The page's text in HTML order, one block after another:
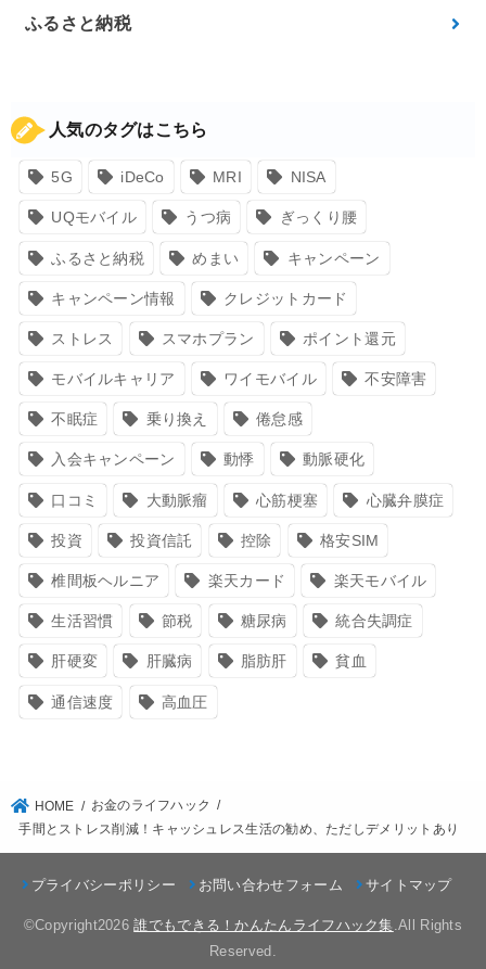
ふるさと納税
人気のタグはこちら
5G iDeCo MRI NISA
UQモバイル うつ病 ぎっくり腰
ふるさと納税 めまい キャンペーン
キャンペーン情報 クレジットカード
ストレス スマホプラン ポイント還元
モバイルキャリア ワイモバイル 不安障害
不眠症 乗り換え 倦怠感
入会キャンペーン 動悸 動脈硬化
口コミ 大動脈瘤 心筋梗塞 心臓弁膜症
投資 投資信託 控除 格安SIM
椎間板ヘルニア 楽天カード 楽天モバイル
生活習慣 節税 糖尿病 統合失調症
肝硬変 肝臓病 脂肪肝 貧血
通信速度 高血圧
HOME
お金のライフハック
手間とストレス削減！キャッシュレス生活の勧め、ただしデメリットあり
プライバシーポリシー お問い合わせフォーム サイトマップ
©Copyright2026誰でもできる！かんたんライフハック集 .All Rights
Reserved.